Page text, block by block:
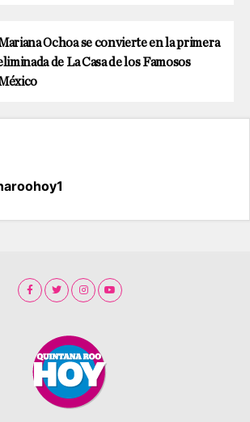
Ochoa se convierte en la primera
de La Casa de los Famosos